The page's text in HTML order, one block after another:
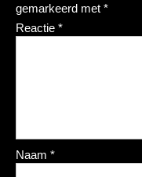
gemarkeerd met *
Reactie *
Naam *